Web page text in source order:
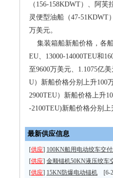
（156-158KDWT）、阿
灵便型油船（47-51KDWT
万美元。
集装箱船新船价格，各
EU、13000-14000TEU和
至9600万美元、1.1075亿
U）新船价格分别上升100
2900TEU）新船价格上升
-2100TEU)新船价格分别
最新供应信息
[供应] 100KN船用电动绞车交
[供应] 金顺锚机50KN液压绞车
[供应] 15KN防爆电动锚机 [6-